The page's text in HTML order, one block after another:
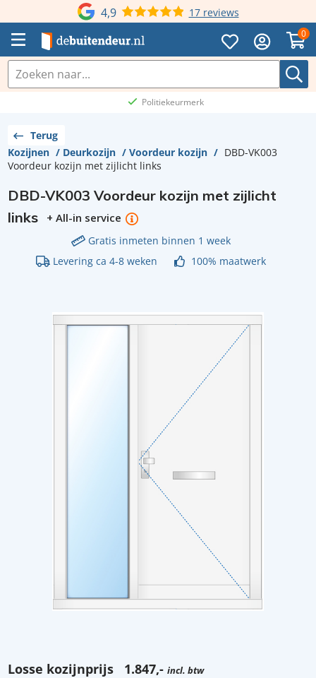
4,9 17 reviews
0
Politiekeurmerk
Terug
Kozijnen / Deurkozijn / Voordeur kozijn / DBD-VK003
Voordeur kozijn met zijlicht links
DBD-VK003 Voordeur kozijn met zijlicht
links
+ All-in service
Gratis inmeten binnen 1 week
Levering ca 4-8 weken
100% maatwerk
Losse kozijnprijs 1.847,- incl. btw